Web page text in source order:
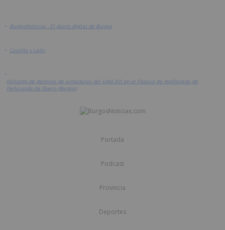
> BurgosNoticias - El diario digital de Burgos
> Castilla y León
>
Hallazgo de decenas de armaduras del siglo XVI en el Palacio de Avellaneda de
Peñaranda de Duero (Burgos)
Portada
Podcast
Provincia
Deportes